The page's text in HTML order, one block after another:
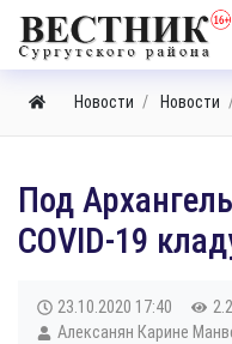
Новости Новости
Под
COVID-19
23.10.2020 17:40
Алексанян Карине